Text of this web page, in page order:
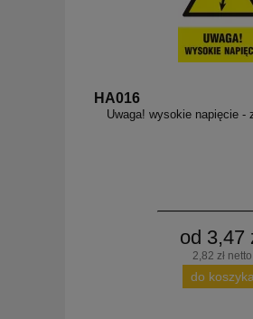
HA016
Uwaga! wysokie napięcie -
od 3,47
2,82 zł netto
do koszyka